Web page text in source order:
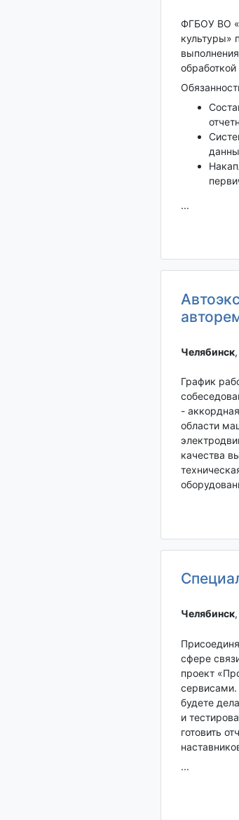
ФГБОУ ВО
культуры»
...
Челябинск‎,
График
-
области
качества
Челябинск‎,
сфере
проект
будете
и
готовить
...